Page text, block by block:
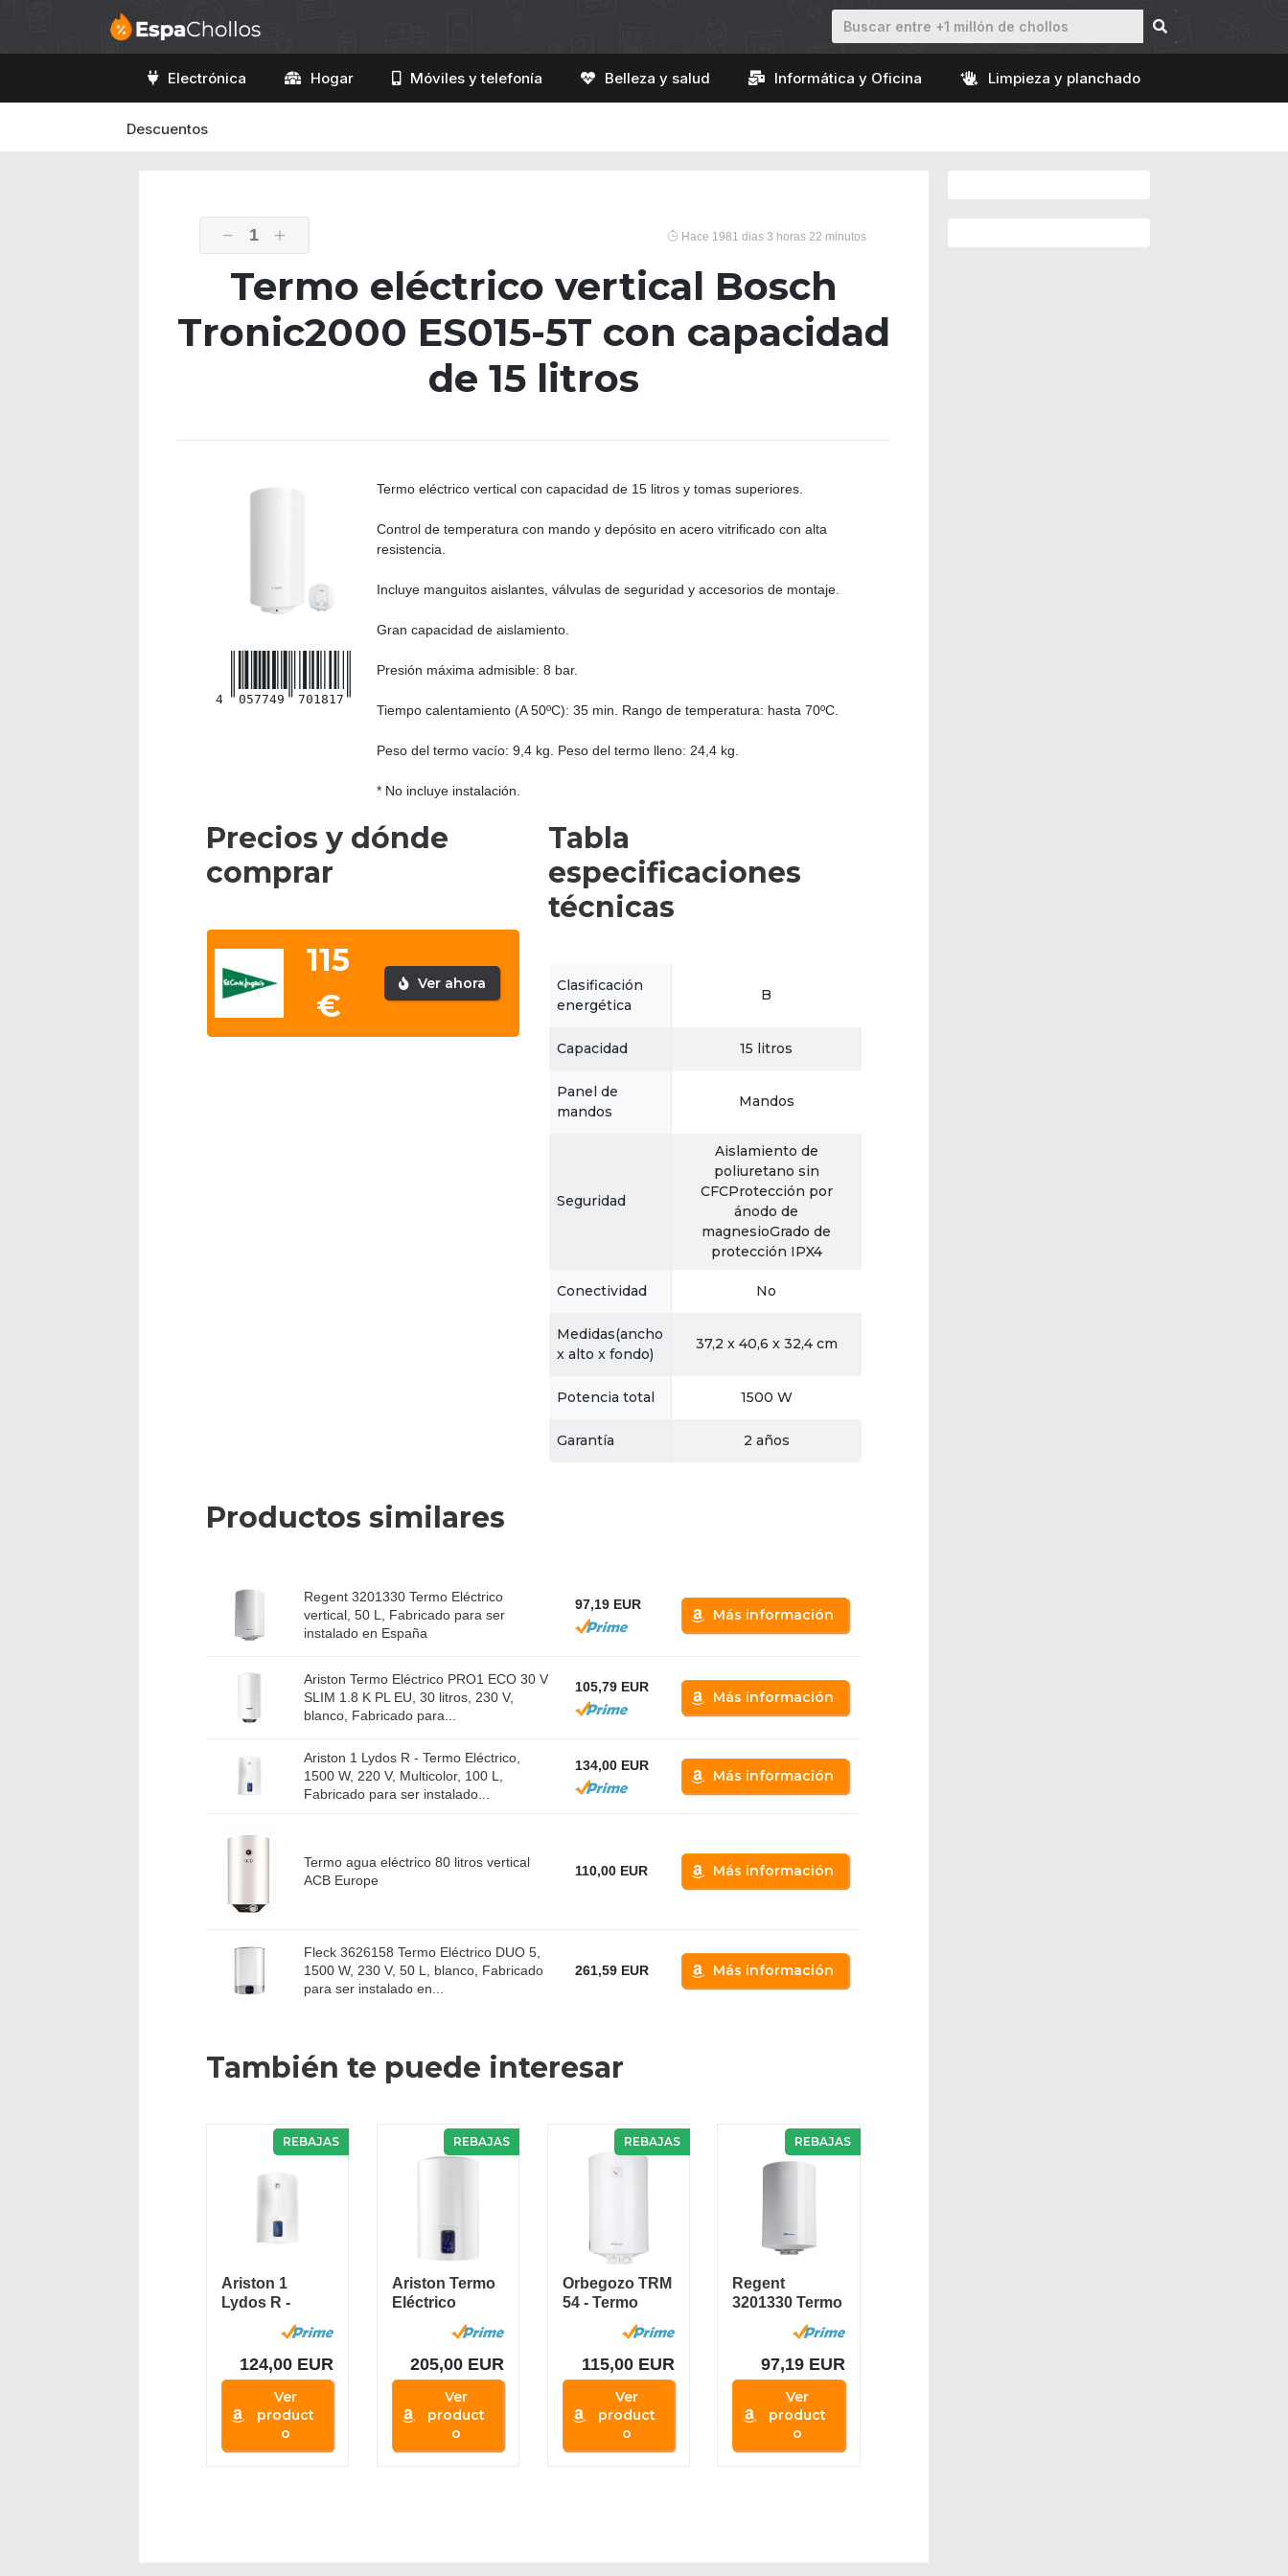
Electrónica Hogar Móviles y telefonía Belleza y salud Informática y Oficina Limpieza y planchado
Descuentos
1 Hace 1981 dias 3 horas 22 minutos
Termo eléctrico vertical Bosch
Tronic2000 ES015-5T con capacidad
de 15 litros
4 057749 701817
Termo eléctrico vertical con capacidad de 15 litros y tomas superiores.
Control de temperatura con mando y depósito en acero vitrificado con alta
resistencia.
Incluye manguitos aislantes, válvulas de seguridad y accesorios de montaje.
Gran capacidad de aislamiento.
Presión máxima admisible: 8 bar.
Tiempo calentamiento (A 50ºC): 35 min. Rango de temperatura: hasta 70ºC.
Peso del termo vacío: 9,4 kg. Peso del termo lleno: 24,4 kg.
* No incluye instalación.
Precios y dónde
comprar
115
€
Ver ahora
Tabla
especificaciones
técnicas
Clasificación
energética
B
Capacidad 15 litros
Panel de
mandos
Mandos
Seguridad
Aislamiento de
poliuretano sin
CFCProtección por
ánodo de
magnesioGrado de
protección IPX4
Conectividad No
Medidas(ancho
x alto x fondo)
37,2 x 40,6 x 32,4 cm
Potencia total 1500 W
Garantía 2 años
Productos similares
Regent 3201330 Termo Eléctrico
vertical, 50 L, Fabricado para ser
instalado en España
97,19 EUR
Más información
Ariston Termo Eléctrico PRO1 ECO 30 V
SLIM 1.8 K PL EU, 30 litros, 230 V,
blanco, Fabricado para...
105,79 EUR
Más información
Ariston 1 Lydos R - Termo Eléctrico,
1500 W, 220 V, Multicolor, 100 L,
Fabricado para ser instalado...
134,00 EUR
Más información
Termo agua eléctrico 80 litros vertical
ACB Europe
110,00 EUR Más información
Fleck 3626158 Termo Eléctrico DUO 5,
1500 W, 230 V, 50 L, blanco, Fabricado
para ser instalado en...
261,59 EUR Más información
También te puede interesar
REBAJAS
Ariston 1
Lydos R -
Eléctrico, 1500
W, 220...
124,00 EUR
Ver
product
o
REBAJAS
Ariston Termo
Eléctrico
Lydos Eco Blu,
Capacidad...
205,00 EUR
Ver
product
o
REBAJAS
Orbegozo TRM
54 - Termo
eléctrico 50
litros, modo...
115,00 EUR
Ver
product
o
REBAJAS
Regent
3201330 Termo
vertical, 50 L,...
97,19 EUR
Ver
product
o